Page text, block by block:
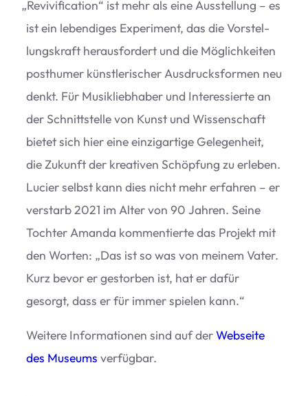
„Revi­vi­fi­ca­tion“ ist mehr als eine Aus­stel­lung – es
ist ein leben­di­ges Expe­ri­ment, das die Vor­stel­
lungs­kraft her­aus­for­dert und die Mög­lich­kei­ten
post­hu­mer künst­le­ri­scher Aus­drucks­for­men neu
denkt. Für Musik­lieb­ha­ber und Inter­es­sierte an
der Schnitt­stelle von Kunst und Wis­sen­schaft
bie­tet sich hier eine ein­zig­ar­tige Gele­gen­heit,
die Zukunft der krea­ti­ven Schöp­fung zu erle­ben.
Lucier selbst kann dies nicht mehr erfah­ren – er
ver­starb 2021 im Alter von 90 Jah­ren. Seine
Toch­ter Amanda kom­men­tierte das Pro­jekt mit
den Wor­ten: „Das ist so was von mei­nem Vater.
Kurz bevor er gestor­ben ist, hat er dafür
gesorgt, dass er für immer spie­len kann.“
Wei­tere Infor­ma­tio­nen sind auf derWeb­seite
des Muse­ums verfügbar.